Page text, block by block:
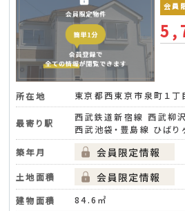
会員
所在地 東京都西東京市泉町１丁
最寄り駅
西武鉄道新宿線 西武柳
西武池袋・豊島線 ひば
築年月
土地面積
建物面積
84.6㎡